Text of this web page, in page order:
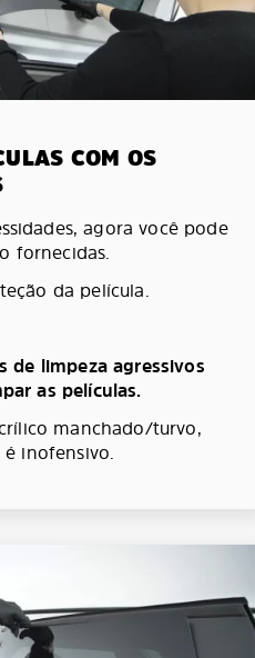
COM OS
agora você pode
fornecidas.
da película.
de limpeza agressivos
as películas.
manchado/turvo,
inofensivo.